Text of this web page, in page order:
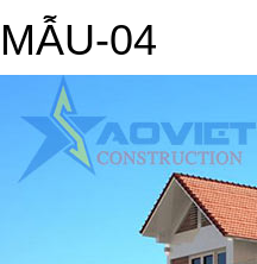
MẪU-04